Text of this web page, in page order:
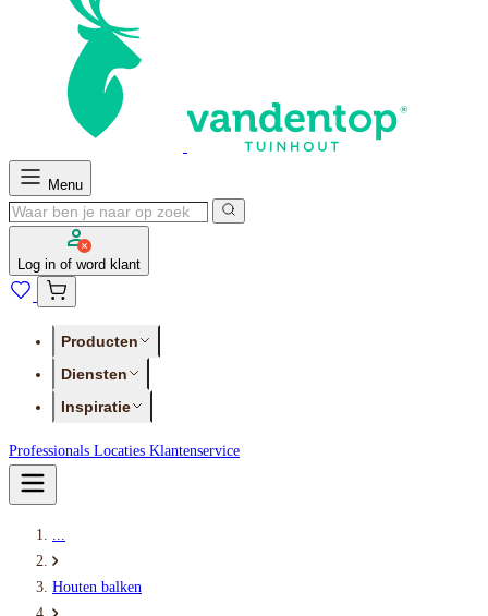
Menu
Log in of word klant
Producten
Diensten
Inspiratie
Professionals Locaties Klantenservice
...
Houten balken